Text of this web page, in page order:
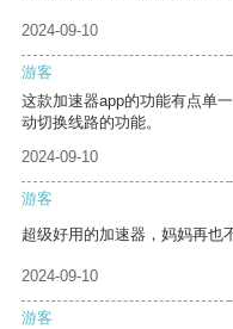
2024-09-10
游客
这款加速器app的功能有点单
动切换线路的功能。
2024-09-10
游客
超级好用的加速器，妈妈再也
2024-09-10
游客